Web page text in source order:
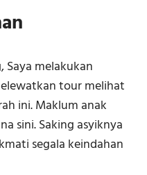
Saya melakukan
tour melihat
ini. Maklum anak
sini. Saking asyiknya
segala keindahan